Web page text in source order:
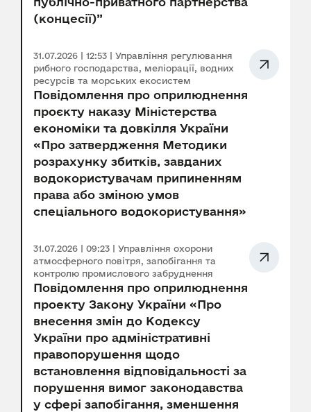
(концесії)”
31.07.2026 | 12:53 | Управління регулювання
рибного господарства, меліорації, водних
ресурсів та морських екосистем
Повідомлення про оприлюднення
проєкту наказу Міністерства
економіки та довкілля України
«Про затвердження Методики
розрахунку збитків, завданих
водокористувачам припиненням
права або зміною умов
спеціального водокористування»
31.07.2026 | 09:23 | Управління охорони
атмосферного повітря, запобігання та
контролю промислового забруднення
Повідомлення про оприлюднення
проекту Закону України «Про
внесення змін до Кодексу
України про адміністративні
правопорушення щодо
встановлення відповідальності за
порушення вимог законодавства
у сфері запобігання, зменшення